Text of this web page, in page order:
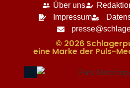
Über uns
Impressum
© 2026
eine Marke der Puls-